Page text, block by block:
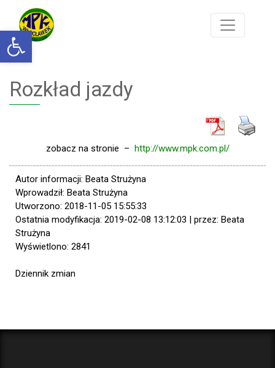
Otwórz pasek narzędzi
Rozkład jazdy
zobacz na stronie – http://www.mpk.com.pl/
Autor informacji: Beata Strużyna
Wprowadził: Beata Strużyna
Utworzono: 2018-11-05 15:55:33
Ostatnia modyfikacja: 2019-02-08 13:12:03 | przez: Beata
Strużyna
Wyświetlono: 2841
Dziennik zmian